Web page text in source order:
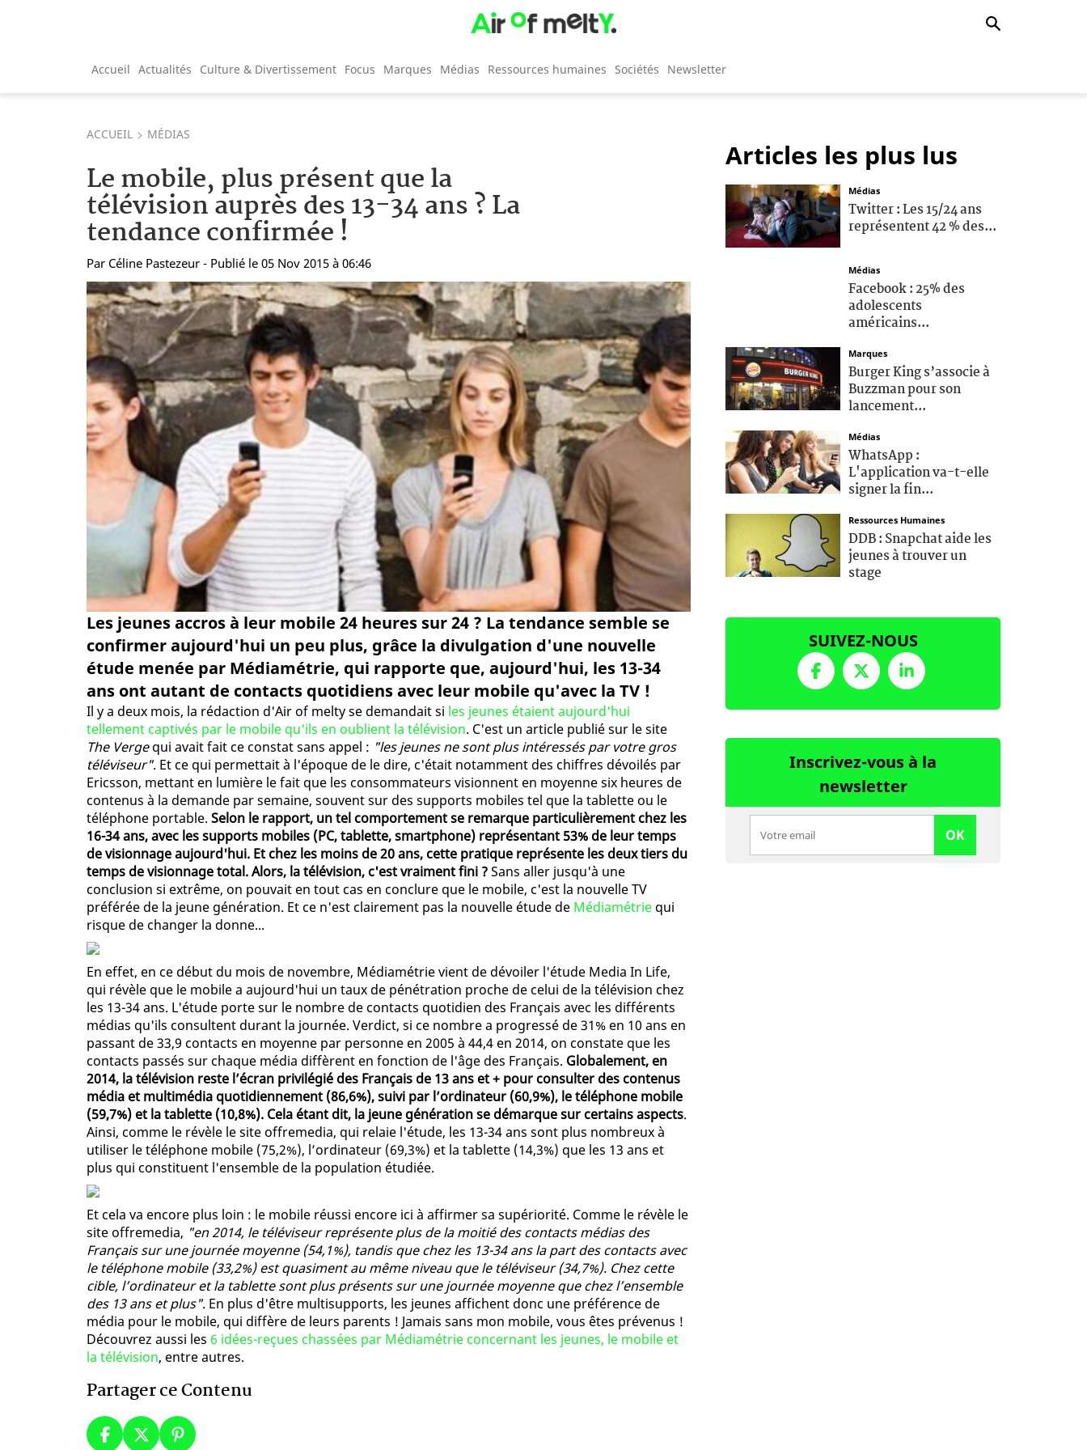
Accueil Actualités Culture & Divertissement Focus Marques Médias Ressources humaines Sociétés Newsletter
ACCUEIL MÉDIAS
Le mobile, plus présent que la
télévision auprès des 13-34 ans ? La
tendance confirmée !
Par Céline Pastezeur - Publié le 05 Nov 2015 à 06:46
Les jeunes accros à leur mobile 24 heures sur 24 ? La tendance semble se
confirmer aujourd'hui un peu plus, grâce la divulgation d'une nouvelle
étude menée par Médiamétrie, qui rapporte que, aujourd'hui, les 13-34
ans ont autant de contacts quotidiens avec leur mobile qu'avec la TV !
Il y a deux mois, la rédaction d'Air of melty se demandait si les jeunes étaient aujourd'hui
tellement captivés par le mobile qu'ils en oublient la télévision. C'est un article publié sur le site
The Vergequi avait fait ce constat sans appel : "les jeunes ne sont plus intéressés par votre gros
téléviseur". Et ce qui permettait à l'époque de le dire, c'était notamment des chiffres dévoilés par
Ericsson, mettant en lumière le fait que les consommateurs visionnent en moyenne six heures de
contenus à la demande par semaine, souvent sur des supports mobiles tel que la tablette ou le
téléphone portable. Selon le rapport, un tel comportement se remarque particulièrement chez les
16-34 ans, avec les supports mobiles (PC, tablette, smartphone) représentant 53% de leur temps
de visionnage aujourd'hui. Et chez les moins de 20 ans, cette pratique représente les deux tiers du
temps de visionnage total. Alors, la télévision, c'est vraiment fini ?Sans aller jusqu'à une
conclusion si extrême, on pouvait en tout cas en conclure que le mobile, c'est la nouvelle TV
préférée de la jeune génération. Et ce n'est clairement pas la nouvelle étude de Médiamétrie qui
risque de changer la donne...
En effet, en ce début du mois de novembre, Médiamétrie vient de dévoiler l'étude Media In Life,
qui révèle que le mobile a aujourd'hui un taux de pénétration proche de celui de la télévision chez
les 13-34 ans. L'étude porte sur le nombre de contacts quotidien des Français avec les différents
médias qu'ils consultent durant la journée. Verdict, si ce nombre a progressé de 31% en 10 ans en
passant de 33,9 contacts en moyenne par personne en 2005 à 44,4 en 2014, on constate que les
contacts passés sur chaque média diffèrent en fonction de l'âge des Français. Globalement, en
2014, la télévision reste l’écran privilégié des Français de 13 ans et + pour consulter des contenus
média et multimédia quotidiennement (86,6%), suivi par l’ordinateur (60,9%), le téléphone mobile
(59,7%) et la tablette (10,8%). Cela étant dit, la jeune génération se démarque sur certains aspects.
Ainsi, comme le révèle le site offremedia, qui relaie l'étude, les 13-34 ans sont plus nombreux à
utiliser le téléphone mobile (75,2%), l’ordinateur (69,3%) et la tablette (14,3%) que les 13 ans et
plus qui constituent l'ensemble de la population étudiée.
Et cela va encore plus loin : le mobile réussi encore ici à affirmer sa supériorité. Comme le révèle le
site offremedia, "en 2014, le téléviseur représente plus de la moitié des contacts médias des
Français sur une journée moyenne (54,1%), tandis que chez les 13-34 ans la part des contacts avec
le téléphone mobile (33,2%) est quasiment au même niveau que le téléviseur (34,7%). Chez cette
cible, l’ordinateur et la tablette sont plus présents sur une journée moyenne que chez l’ensemble
des 13 ans et plus". En plus d'être multisupports, les jeunes affichent donc une préférence de
média pour le mobile, qui diffère de leurs parents ! Jamais sans mon mobile, vous êtes prévenus !
Découvrez aussi les 6 idées-reçues chassées par Médiamétrie concernant les jeunes, le mobile et
la télévision, entre autres.
Partager ce Contenu
Articles les plus lus
Médias
Twitter : Les 15/24 ans
représentent 42 % des...
Médias
Facebook : 25% des
adolescents
américains...
Marques
Burger King s’associe à
Buzzman pour son
lancement...
Médias
WhatsApp :
L'application va-t-elle
signer la fin...
Ressources Humaines
DDB : Snapchat aide les
jeunes à trouver un
stage
SUIVEZ-NOUS
Inscrivez-vous à la
newsletter
OK